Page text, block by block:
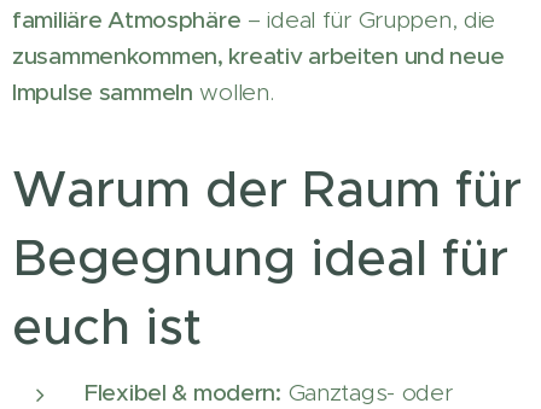
familiäre Atmosphäre – ideal für Gruppen, die
zusammenkommen, kreativ arbeiten und neue
Impulse sammeln wollen.
Warum der Raum für
Begegnung ideal für
euch ist
Flexibel & modern: Ganztags- oder